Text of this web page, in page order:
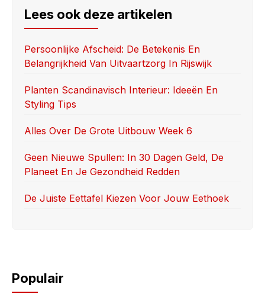
e
b
o
o
k
o
d
o
n
e
Lees ook deze artikelen
Persoonlijke Afscheid: De Betekenis En
Belangrijkheid Van Uitvaartzorg In Rijswijk
Planten Scandinavisch Interieur: Ideeën En
Styling Tips
Alles Over De Grote Uitbouw Week 6
Geen Nieuwe Spullen: In 30 Dagen Geld, De
Planeet En Je Gezondheid Redden
De Juiste Eettafel Kiezen Voor Jouw Eethoek
Populair